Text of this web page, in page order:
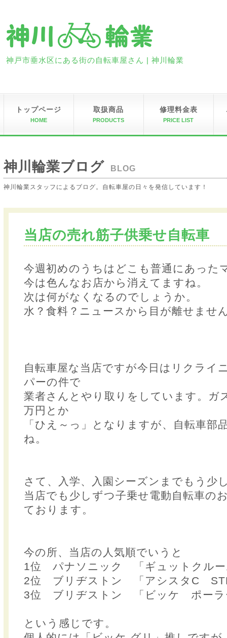
神戸市垂水区にある街の自転車屋さん | 神川輪業
トップページ
HOME
取扱商品
PRODUCTS
修理料金表
PRICE LIST
神川輪業ブログ BLOG
神川輪業スタッフによるブログ。自転車屋の日々を発信しています！
当店の売れ筋子供乗せ自転車
今週初めのうちはどこも普通にあった
今は色んなお店から消えてますね。
次は何がなくなるのでしょうか。
水？食料？ニュースから目が離せませ
自転車屋な当店ですが今日はリクライ
パーの件で
業者さんとやり取りをしています。ガ
万円とか
「ひえ～っ」となりますが、自転車部
ね。
さて、入学、入園シーズンまでもう少
当店でも少しずつ子乗せ電動自転車の
ております。
今の所、当店の人気順でいうと
1位 パナソニック 「ギュットクルー
2位 ブリヂストン 「アシスタC
3位 ブリヂストン 「ビッケ ポーラ
という感じです。